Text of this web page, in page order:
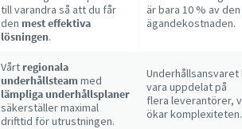
till varandra så att du får
den mest effektiva
lösningen.
är bara 10 % av
ägandekostnaden.
Vårt regionala
underhållsteammed
lämpliga underhållsplaner
säkerställer maximal
drifttid för utrustningen.
Underhållsansvaret
vara uppdelat på
flera leverantörer,
ökar komplexiteten.